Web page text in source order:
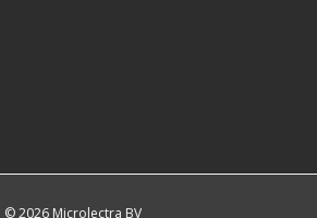
© 2026 Microlectra BV